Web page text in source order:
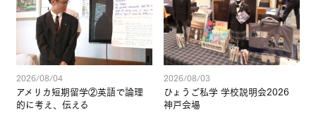
2026/08/04
アメリカ短期留学②英語で論理
的に考え、伝える
2026/08/03
ひょうご私学 学校説明会2026
神戸会場